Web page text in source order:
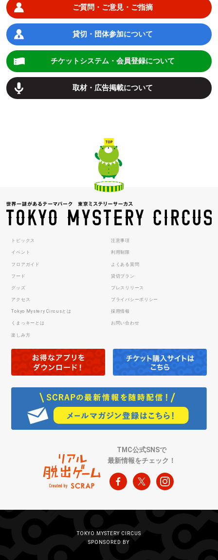
ご質問・ご意見・ご指摘
貸切・団体参加について
チケットシステム・会員登録について
取材・広告掲載について
トピックス
イベント
フロアガイド
フード
グッズ
アクセス
Tokyo Mystery Circusとは
くまっキーとは
楽しみ方
注意事項
利用制限
よくある質問
貸切プラン
プレスリリース
プライバシーポリシー
採用情報
お問い合わせ
TMC公式SNSで
最新情報をチェック！
TOKYO MYSTERY CIRCUS
SPONSORED BY